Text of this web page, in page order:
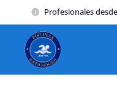
Profesionales